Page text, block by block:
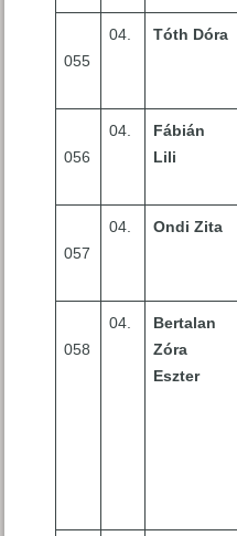
055
04. Tóth Dóra
056
04.
Fábián
Lili
057
04. Ondi Zita
058
04.
Bertalan
Zóra
Eszter